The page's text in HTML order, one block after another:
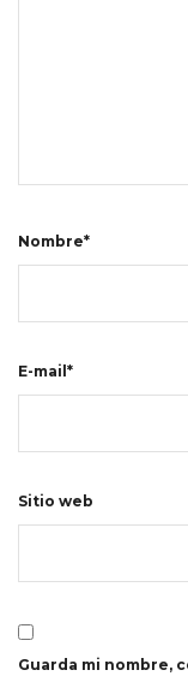
Nombre*
E-mail*
Sitio web
Guarda mi nombre,